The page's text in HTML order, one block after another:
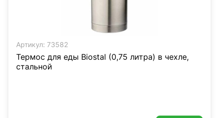
Артикул: 73582
Термос для еды Biostal (0,75 литра) в чехле,
стальной